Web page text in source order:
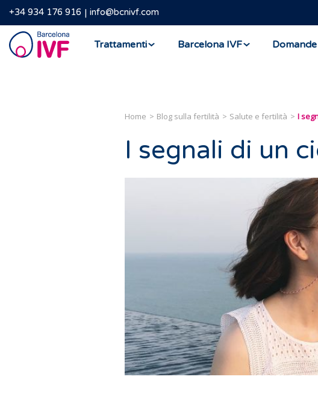
+34 934 176 916 info@bcnivf.com
Barcelona
IVF
Trattamenti Barcelona IVF
Home Blog sulla fertilità Salute e fertilità I
I segnali di un